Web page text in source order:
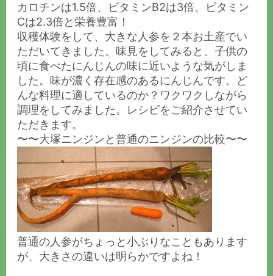
カロチンは1.5倍、ビタミンB2は3倍、ビタミン
Cは2.3倍と栄養豊富！
収穫体験をして、大きな人参を２本お土産でい
ただいてきました。味見をしてみると、子供の
頃に食べたにんじんの味に近いような気がしま
した。味が濃く存在感のあるにんじんです。ど
んな料理に適しているのか？ワクワクしながら
調理をしてみました。レシピをご紹介させてい
ただきます。
〜〜大塚ニンジンと普通のニンジンの比較〜〜
普通の人参がちょっと小ぶりなこともあります
が、大きさの違いは明らかですよね！